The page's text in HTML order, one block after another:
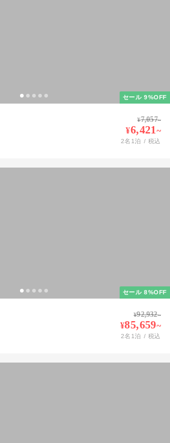
セール 9%OFF
¥7,057~
¥6,421~
2名 1泊 / 税込
セール 8%OFF
¥92,932~
¥85,659~
2名 1泊 / 税込